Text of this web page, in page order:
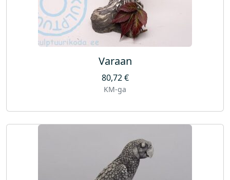
Varaan
80,72€
KM-ga